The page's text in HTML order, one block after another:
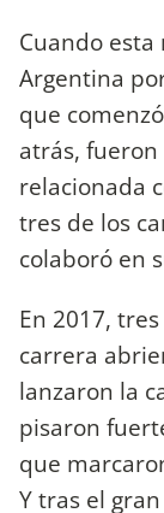
Cuando esta
Argentina
que
atrás,
relacionada
tres de los
colaboró en
En 2017,
carrera
lanzaron la
pisaron
que
Y tras el